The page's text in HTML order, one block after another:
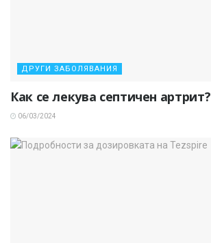
ДРУГИ ЗАБОЛЯВАНИЯ
Как се лекува септичен артрит?
06/03/2024